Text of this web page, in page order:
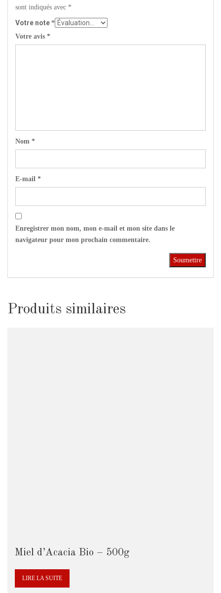
sont indiqués avec *
Votre note *
Votre avis *
Nom *
E-mail *
Enregistrer mon nom, mon e-mail et mon site dans le
navigateur pour mon prochain commentaire.
Produits similaires
Miel d’Acacia Bio – 500g
LIRE LA SUITE